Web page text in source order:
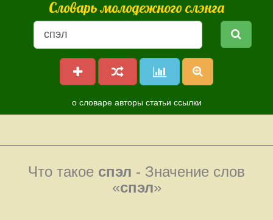
Словарь молодежного слэнга
о словаре авторы статьи ссылки
Что такое спэл - Значение слов
«спэл»